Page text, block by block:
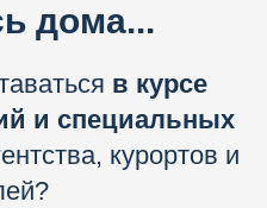
дома...
в курсе
и специальных
курортов и